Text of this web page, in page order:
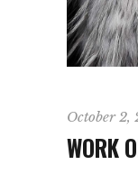
October 2,
WORK